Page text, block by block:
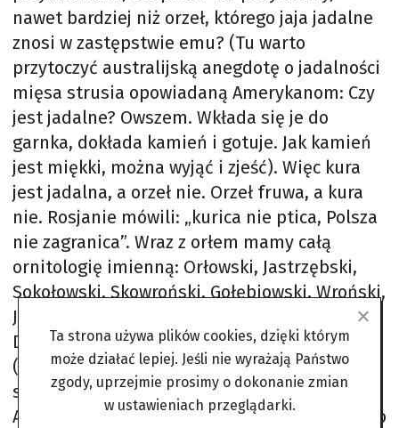
nawet bardziej niż orzeł, którego jaja jadalne
znosi w zastępstwie emu? (Tu warto
przytoczyć australijską anegdotę o jadalności
mięsa strusia opowiadaną Amerykanom: Czy
jest jadalne? Owszem. Wkłada się je do
garnka, dokłada kamień i gotuje. Jak kamień
jest miękki, można wyjąć i zjeść). Więc kura
jest jadalna, a orzeł nie. Orzeł fruwa, a kura
nie. Rosjanie mówili: „kurica nie ptica, Polsza
nie zagranica”. Wraz z orłem mamy całą
ornitologię imienną: Orłowski, Jastrzębski,
Sokołowski, Skowroński, Gołębiowski, Wroński,
Jaskulski, Kukulski, Wróblewski, Sowiński,
Dzięciołowski, Sikorski, Słowikowski, Kosiński
(nie od kosy)… Poza orłem karierę w świecie
symboli zrobił gołąb. Nie dość, że odkrył
Amerykę (za sprawą Kolumba, czyli kapitana o
Ta strona używa plików cookies, dzięki którym
może działać lepiej. Jeśli nie wyrażają Państwo
zgody, uprzejmie prosimy o dokonanie zmian
w ustawieniach przeglądarki.